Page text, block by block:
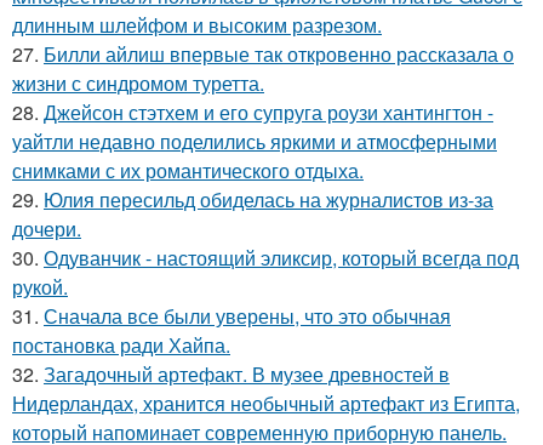
длинным шлейфом и высоким разрезом.
27. Билли айлиш впервые так откровенно рассказала о
жизни с синдромом туретта.
28. Джейсон стэтхем и его супруга роузи хантингтон -
уайтли недавно поделились яркими и атмосферными
снимками с их романтического отдыха.
29. Юлия пересильд обиделась на журналистов из-за
дочери.
30. Одуванчик - настоящий эликсир, который всегда под
рукой.
31. Сначала все были уверены, что это обычная
постановка ради Хайпа.
32. Загадочный артефакт. В музее древностей в
Нидерландах, хранится необычный артефакт из Египта,
который напоминает современную приборную панель.